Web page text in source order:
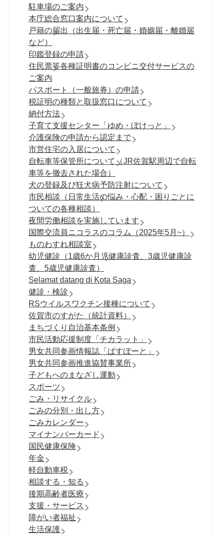
駐車場のご案内
本庁総合窓口案内について
戸籍の届出（出生届・死亡届・婚姻届・離婚届
など）
印鑑登録の申請
住民票等各種証明書のコンビニ交付サービスの
ご案内
パスポート（一般旅券）の申請
税証明の種類と取扱窓口について
納付方法
子育て支援センター「ゆめ・ぽけっと」
介護保険の申請から認定まで
市営住宅の入居について
自転車等保管所について（JR佐賀駅周辺で自転
車等を撤去された場合）
犬の登録及び狂犬病予防注射について
市民相談（日常生活の悩み・心配・困りごとに
ついての各種相談）
夜間労働相談を実施しています
国際交流員ニコラスのコラム（2025年5月~）
ものわすれ相談室
幼児健診（1歳6か月児健康診査、3歳児健康診
査、5歳児健康診査）
Selamat datang di Kota Saga
健診・検診
RSウイルスワクチン接種について
佐賀市のすがた（統計資料）
まちづくり自治基本条例
市民活動応援制度「チカラット」
男女共同参画情報誌「ぱすぽーと」
男女共同参画推進協賛事業所
子どもへのまなざし運動
スポーツ
ごみ・リサイクル
ごみの分別・出し方
ごみカレンダー
マイナンバーカード
国民健康保険
年金
軽自動車税
相談する・知る
後期高齢者医療
支援・サービス
障がい者福祉
生活保護